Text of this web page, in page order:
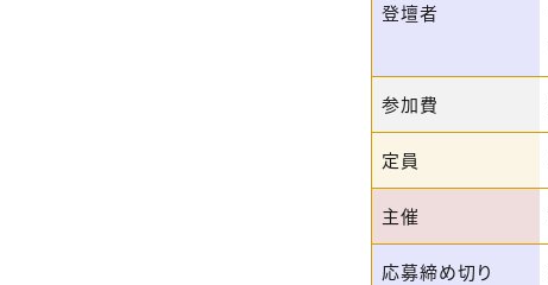
登壇者
参加費
定員
主催
応募締め切り